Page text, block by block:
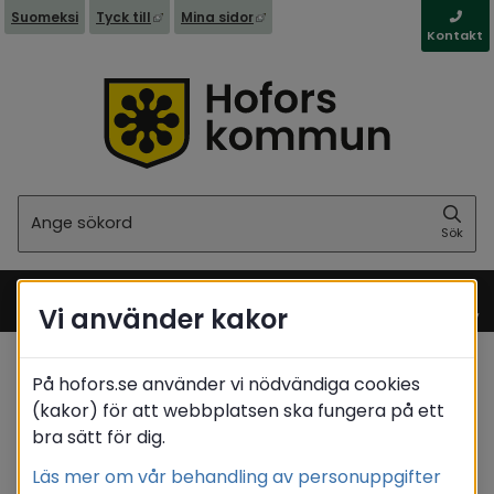
Suomeksi Tyck till Länk till annan webbplats, öppnas i nytt
Mina sidor Länk till annan webbplats,
Kontakt
Sök
Meny
Startsida Stöd & omsorg Psykisk ohälsa
Vi använder kakor
På hofors.se använder vi nödvändiga cookies
(kakor) för att webbplatsen ska fungera på ett
bra sätt för dig.
Läs mer om vår behandling av personuppgifter